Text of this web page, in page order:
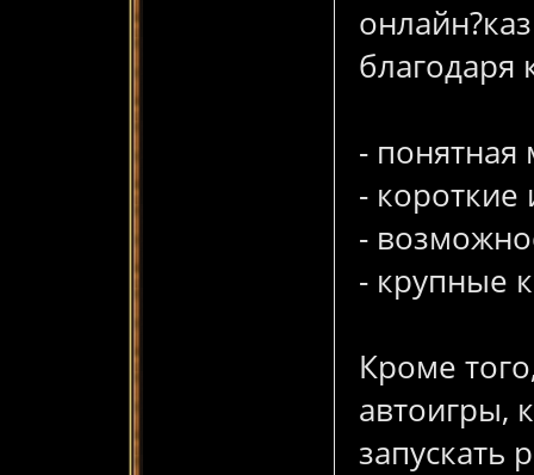
благодаря
- понятная
- короткие
-
- крупные
Кроме
автоигры,
запускать